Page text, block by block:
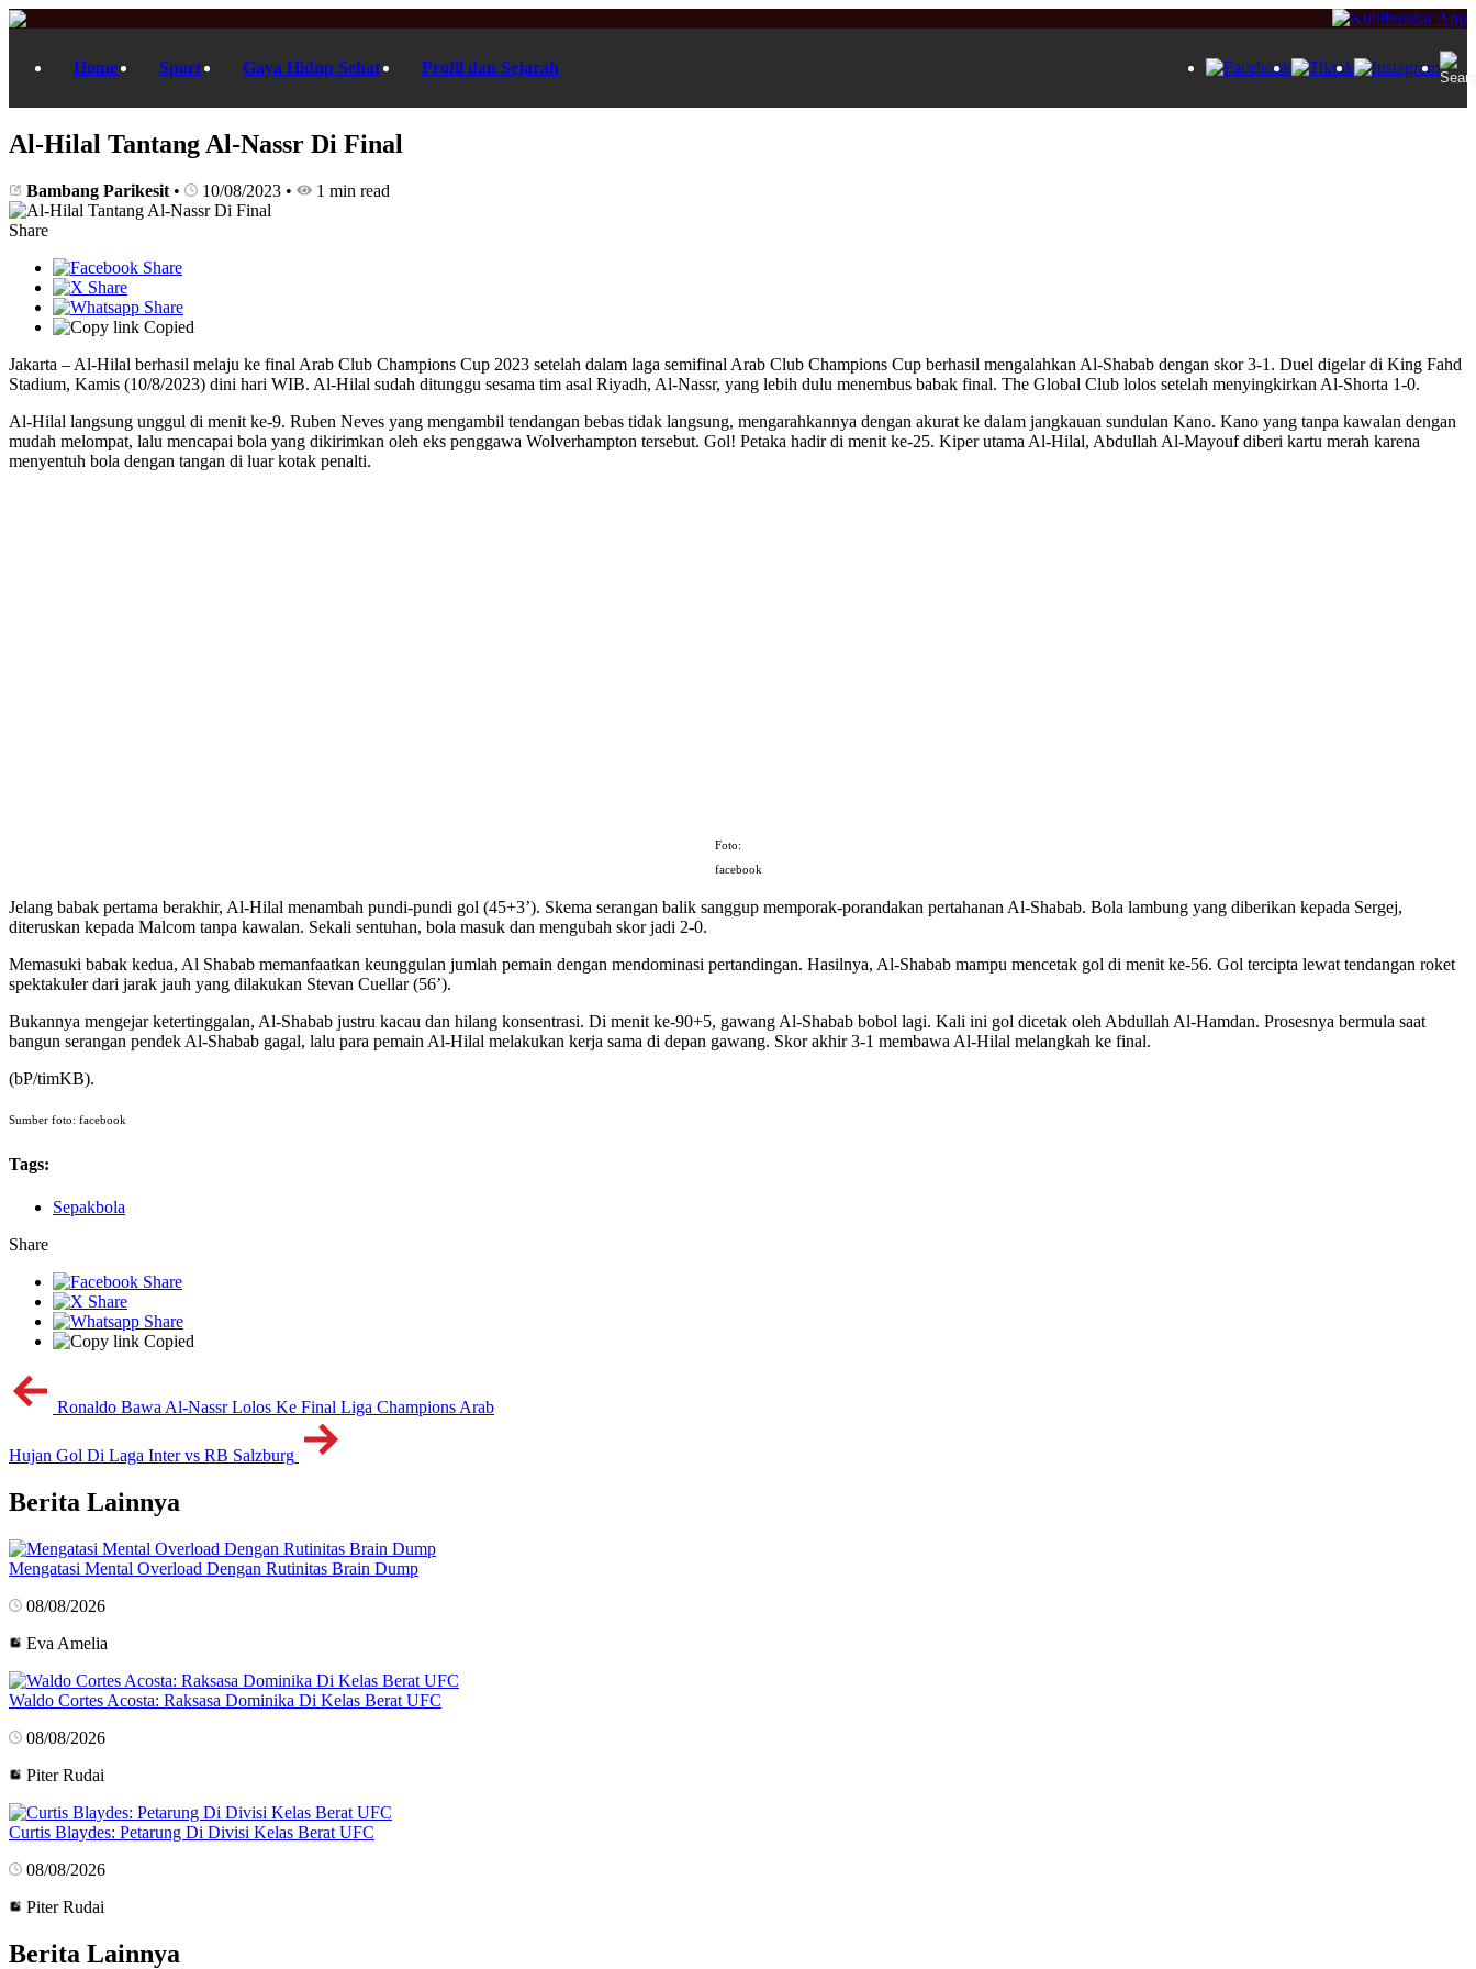
Home Sport Gaya Hidup Sehat Profil dan Sejarah
Al-Hilal Tantang Al-Nassr Di Final
Bambang Parikesit • 10/08/2023 • 1 min read
Share
Copied
Jakarta – Al-Hilal berhasil melaju ke final Arab Club Champions Cup 2023 setelah dalam laga semifinal Arab Club Champions Cup berhasil mengalahkan Al-Shabab dengan skor 3-1. Duel digelar di King Fahd
Stadium, Kamis (10/8/2023) dini hari WIB. Al-Hilal sudah ditunggu sesama tim asal Riyadh, Al-Nassr, yang lebih dulu menembus babak final. The Global Club lolos setelah menyingkirkan Al-Shorta 1-0.
Al-Hilal langsung unggul di menit ke-9. Ruben Neves yang mengambil tendangan bebas tidak langsung, mengarahkannya dengan akurat ke dalam jangkauan sundulan Kano. Kano yang tanpa kawalan dengan
mudah melompat, lalu mencapai bola yang dikirimkan oleh eks penggawa Wolverhampton tersebut. Gol! Petaka hadir di menit ke-25. Kiper utama Al-Hilal, Abdullah Al-Mayouf diberi kartu merah karena
menyentuh bola dengan tangan di luar kotak penalti.
Foto:
facebook
Jelang babak pertama berakhir, Al-Hilal menambah pundi-pundi gol (45+3’). Skema serangan balik sanggup memporak-porandakan pertahanan Al-Shabab. Bola lambung yang diberikan kepada Sergej,
diteruskan kepada Malcom tanpa kawalan. Sekali sentuhan, bola masuk dan mengubah skor jadi 2-0.
Memasuki babak kedua, Al Shabab memanfaatkan keunggulan jumlah pemain dengan mendominasi pertandingan. Hasilnya, Al-Shabab mampu mencetak gol di menit ke-56. Gol tercipta lewat tendangan roket
spektakuler dari jarak jauh yang dilakukan Stevan Cuellar (56’).
Bukannya mengejar ketertinggalan, Al-Shabab justru kacau dan hilang konsentrasi. Di menit ke-90+5, gawang Al-Shabab bobol lagi. Kali ini gol dicetak oleh Abdullah Al-Hamdan. Prosesnya bermula saat
bangun serangan pendek Al-Shabab gagal, lalu para pemain Al-Hilal melakukan kerja sama di depan gawang. Skor akhir 3-1 membawa Al-Hilal melangkah ke final.
(bP/timKB).
Sumber foto: facebook
Tags:
Sepakbola
Share
Copied
Ronaldo Bawa Al-Nassr Lolos Ke Final Liga Champions Arab
Hujan Gol Di Laga Inter vs RB Salzburg
Berita Lainnya
Mengatasi Mental Overload Dengan Rutinitas Brain Dump
08/08/2026
Eva Amelia
Waldo Cortes Acosta: Raksasa Dominika Di Kelas Berat UFC
08/08/2026
Piter Rudai
Curtis Blaydes: Petarung Di Divisi Kelas Berat UFC
08/08/2026
Piter Rudai
Berita Lainnya